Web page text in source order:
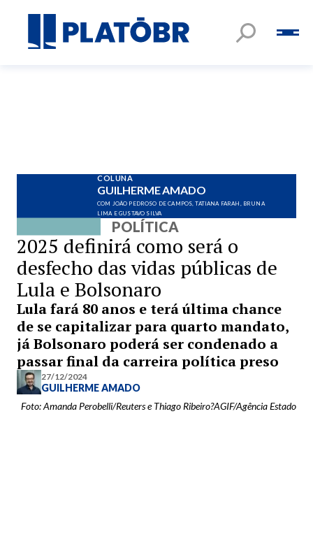
COLUNA
GUILHERME AMADO
COM JOÃO PEDROSO DE CAMPOS, TATIANA FARAH, BRUNA
LIMA E GUSTAVO SILVA
POLÍTICA
2025 definirá como será o
desfecho das vidas públicas de
Lula e Bolsonaro
Lula fará 80 anos e terá última chance
de se capitalizar para quarto mandato,
já Bolsonaro poderá ser condenado a
passar final da carreira política preso
27/12/2024
GUILHERME AMADO
Foto: Amanda Perobelli/Reuters e Thiago Ribeiro?AGIF/Agência Estado